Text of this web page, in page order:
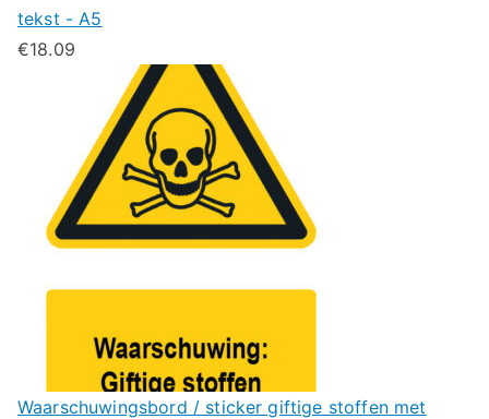
tekst - A5
€18.09
Waarschuwingsbord / sticker giftige stoffen met